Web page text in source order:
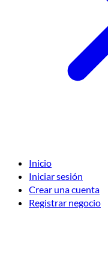
Inicio
Iniciar sesión
Crear una cuenta
Registrar negocio